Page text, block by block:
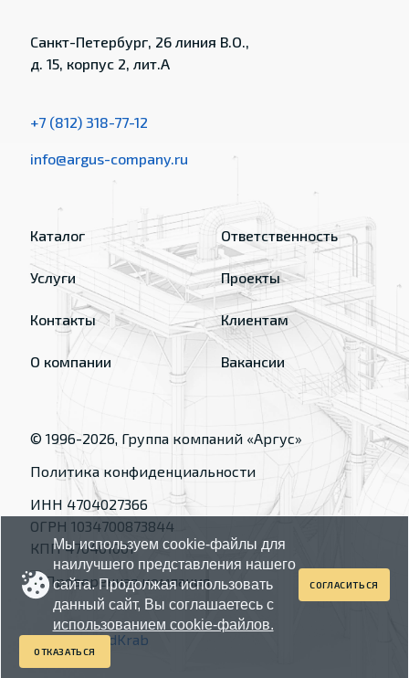
Санкт-Петербург, 26 линия В.О.,
д. 15, корпус 2, лит.А
+7 (812) 318-77-12
info@argus-company.ru
Каталог
Услуги
Контакты
О компании
Ответственность
Проекты
Клиентам
Вакансии
© 1996-2026, Группа компаний «Аргус»
Политика конфиденциальности
ИНН 4704027366
ОГРН 1034700873844
КПП 470401001
Made byRedKrab
Мы используем cookie-файлы для
наилучшего представления нашего
сайта. Продолжая использовать
данный сайт, Вы соглашаетесь с
использованием cookie-файлов.
СОГЛАСИТЬСЯ
ОТКАЗАТЬСЯ